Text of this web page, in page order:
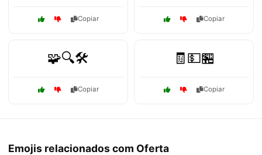
Copiar Copiar
🧩🔍🛠️
Copiar
🧾💵🏪
Copiar
Emojis relacionados com Oferta